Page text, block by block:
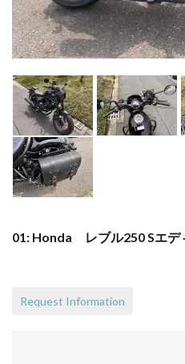
01: Honda レブル250 Sエ
Request Information